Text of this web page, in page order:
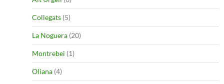
Collegats (5)
La Noguera (20)
Montrebei (1)
Oliana (4)